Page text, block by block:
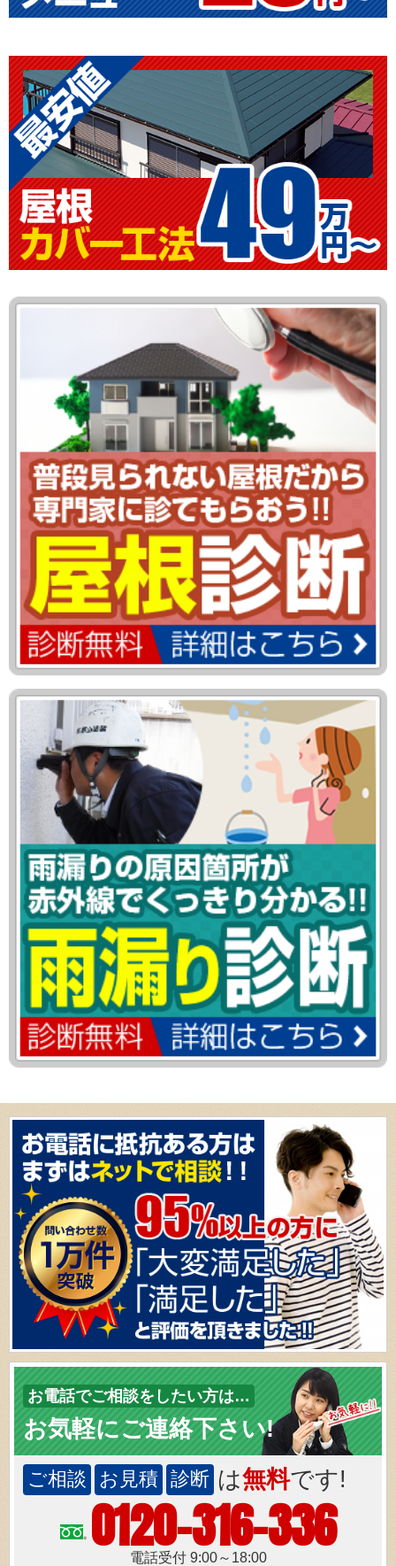
お電話でご相談をしたい方は…
お気軽にご連絡下さい!
ご相談 お見積 診断 は無料です!
0120-316-336
電話受付 9:00～18:00